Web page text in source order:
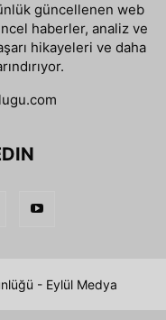
güncellenen web
haberler, analiz ve
hikayeleri ve daha
- Eylül Medya